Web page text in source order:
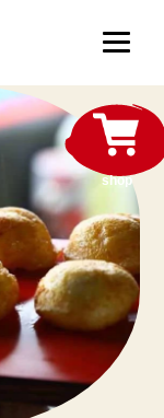
shop